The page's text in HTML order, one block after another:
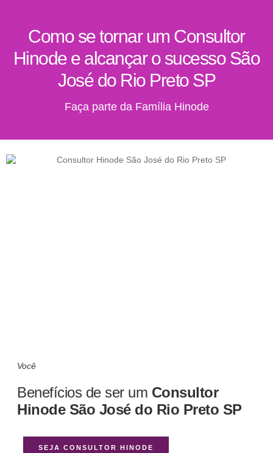
Como se tornar um Consultor
Hinode e alcançar o sucesso São
José do Rio Preto SP
Faça parte da Família Hinode
Você
Benefícios de ser um Consultor
Hinode São José do Rio Preto SP
SEJA CONSULTOR HINODE